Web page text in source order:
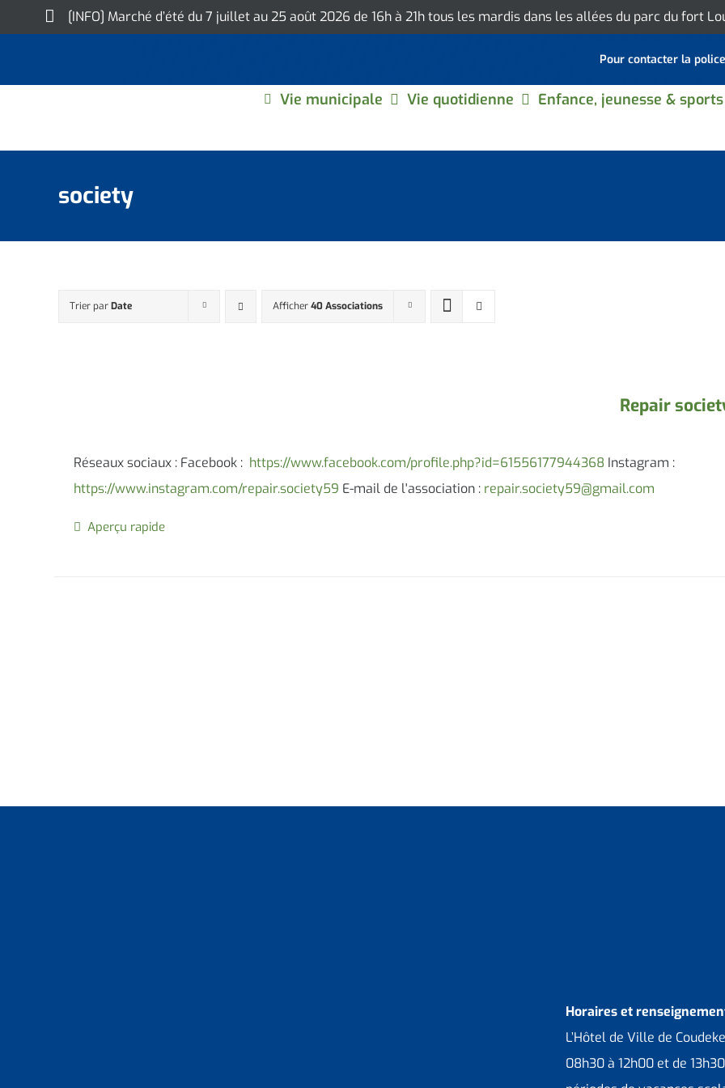
to
[INFO] Marché d’été du 7 juillet au 25 août 2026 de 16h à 21h tous les mardis dans les allées du parc du fort
Pour contacter la
Vie municipale Vie quotidienne Enfance, jeunesse & sports
society
Trier parDate Afficher40 Associations
Repair
Réseaux sociaux : Facebook : https://www.facebook.com/profile.php?id=61556177944368 Instagram :
https://www.instagram.com/repair.society59 E-mail de l'association : repair.society59@gmail.com
Aperçu rapide
Horaires et
L’Hôtel de Ville de
08h30 à 12h00 et de